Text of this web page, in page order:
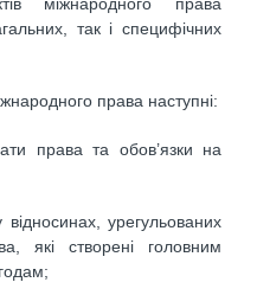
так і специфічних
права наступні:
права та обов’язки на
урегульованих
які створені головним